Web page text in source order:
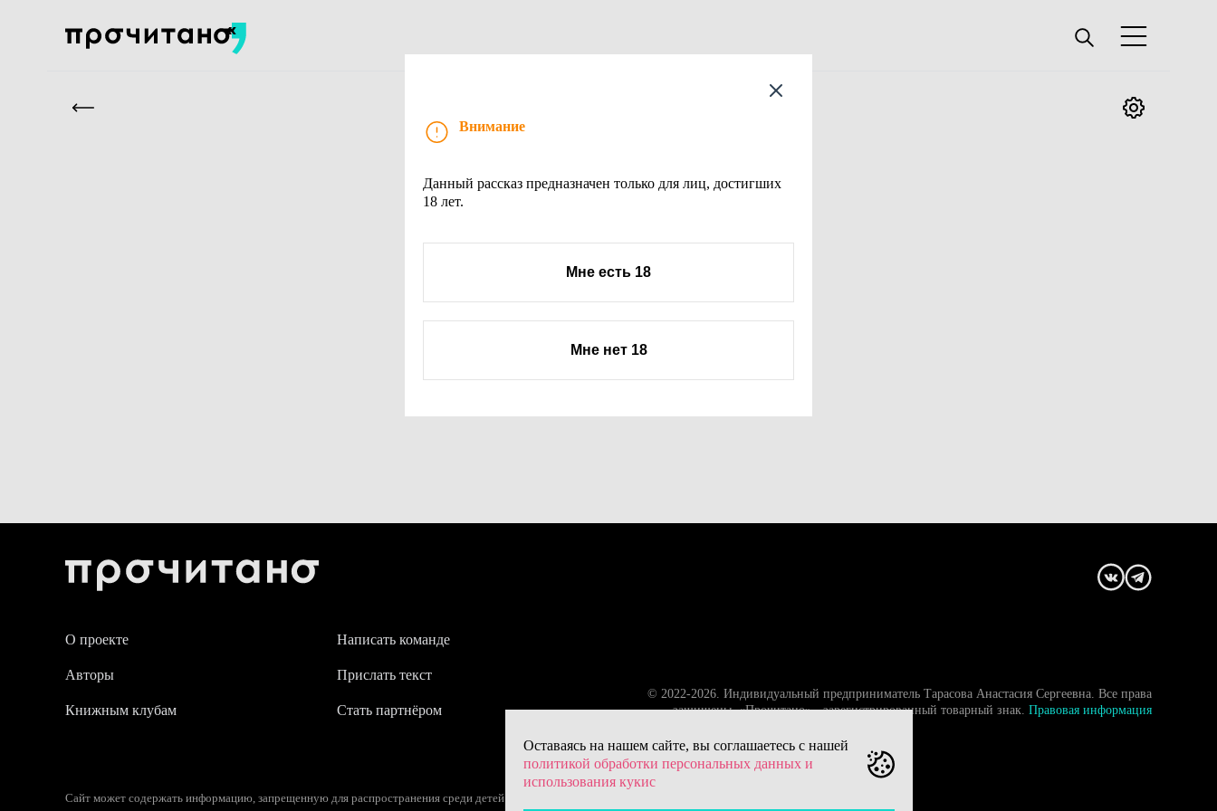
О проекте Написать команде
Авторы Прислать текст
Книжным клубам Стать партнёром
© 2022-2026. Индивидуальный предприниматель Тарасова Анастасия Сергеевна. Все права
защищены. «Прочитано» - зарегистрированный товарный знак. Правовая информация
Сайт может содержать информацию, запрещенную для распространения среди детей (18+) – следите за возрастной маркировкой.
Оставаясь на нашем сайте, вы соглашаетесь с нашей
политикой обработки персональных данных и
использования кукис
Внимание
Данный рассказ предназначен только для лиц, достигших
18 лет.
Мне есть 18
Мне нет 18